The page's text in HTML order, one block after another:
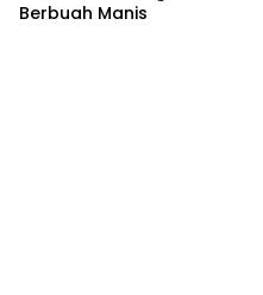
Berbuah Manis